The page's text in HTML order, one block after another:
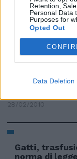
Retention,
Personal Data
Purposes for
Opted Out
Data Deletion
Cani e gatti
campo
14/03/2010
Michele fa
28/02/2010
Gatti,
norma di legge